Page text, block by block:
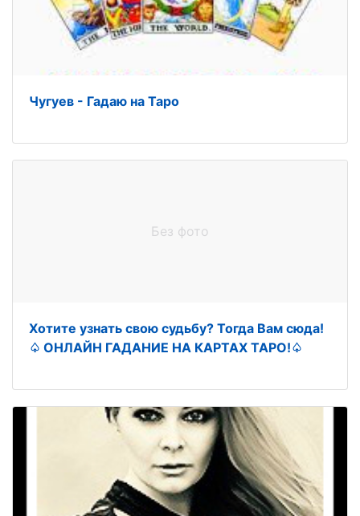
Чугуев - Гадаю на Таро
Без фото
Хотите узнать свою судьбу? Тогда Вам сюда!
♤ ОНЛАЙН ГАДАНИЕ НА КАРТАХ ТАРО!♤